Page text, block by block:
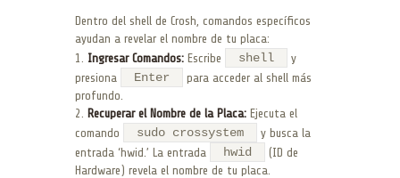
Dentro del shell de Crosh, comandos específicos
ayudan a revelar el nombre de tu placa:
1. Ingresar Comandos: Escribe shell
y
presiona
Enter
para acceder al shell más
profundo.
2. Recuperar el Nombre de la Placa: Ejecuta el
comando
sudo crossystem
y busca la
entrada ‘hwid.’ La entrada
hwid
(ID de
Hardware) revela el nombre de tu placa.